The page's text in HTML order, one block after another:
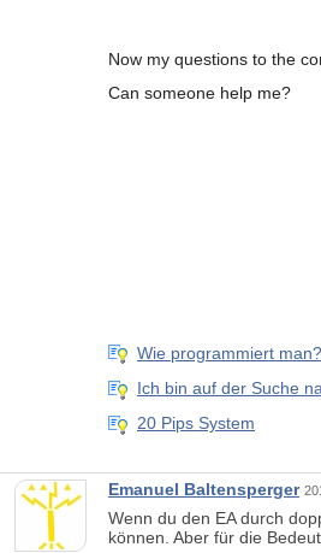
Now my questions to the
Can someone help me?
Wie programmiert man?
Ich bin auf der Suche
20 Pips System
Emanuel Baltensperger
Wenn du den EA durch
können. Aber für die